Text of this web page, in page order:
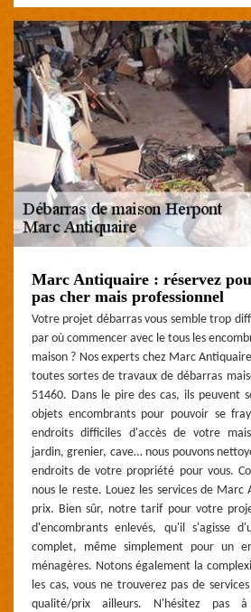
Marc Antiquaire : réservez
pas cher mais professionnel
Votre projet débarras vous semble trop
par où commencer avec le tous les
maison ? Nos experts chez Marc
toutes sortes de travaux de débarras
51460. Dans le pire des cas, ils peuvent
objets encombrants pour pouvoir se
endroits difficiles d'accès de votre
jardin, grenier, cave… nous pouvons
endroits de votre propriété pour vous.
nous le reste. Louez les services de Marc
prix. Bien sûr, notre tarif pour votre
d'encombrants enlevés, qu'il s'agisse
complet, même simplement pour un
ménagères. Notons également la
les cas, vous ne trouverez pas de
qualité/prix ailleurs. N'hésitez pas